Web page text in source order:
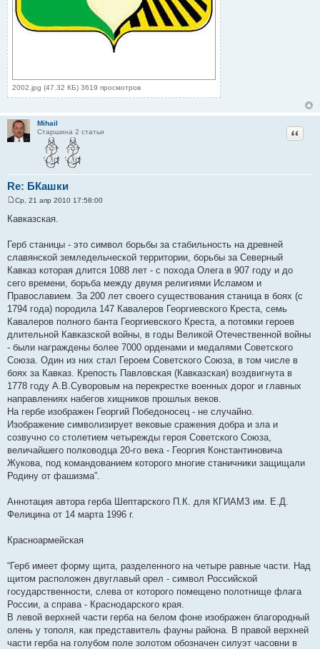
2002.jpg (47.32 КБ) 3619 просмотров
Mihail
Старшина 2 статьи
Re: БКашки
о
е
н
е
Ср, 21 апр 2010 17:58:00
Кавказская.
Герб станицы - это символ борьбы за стабильность на древней
славянской земледельческой территории, борьбы за Северный
Кавказ которая длится 1088 лет - с похода Олега в 907 году и до
сего времени, борьба между двумя религиями Исламом и
Православием. За 200 лет своего существования станица в боях (с
1794 года) породила 147 Кавалеров Георгиевского Креста, семь
Кавалеров полного банта Георгиевского Креста, а потомки героев
длительной Кавказской войны, в годы Великой Отечественной войны
- были награждены более 7000 орденами и медалями Советского
Союза. Один из них стал Героем Советского Союза, в том числе в
боях за Кавказ. Крепость Павловская (Кавказская) воздвигнута в
1778 году А.В.Суворовым на перекрестке военных дорог и главных
направлениях набегов хищников прошлых веков.
На гербе изображен Георгий Победоносец - не случайно.
Изображение символизирует вековые сражения добра и зла и
созвучно со столетием четырежды героя Советского Союза,
величайшего полководца 20-го века - Георгия Константиновича
Жукова, под командованием которого многие станичники защищали
Родину от фашизма”.
Аннотация автора герба Шептарского П.К. для КГИАМЗ им. Е.Д.
Фелицина от 14 марта 1996 г.
Красноармейская
“Герб имеет форму щита, разделенного на четыре равные части. Над
щитом расположен двуглавый орел - символ Российской
государственности, слева от которого помещено полотнище флага
России, а справа - Краснодарского края.
В левой верхней части герба на белом фоне изображен благородный
олень у тополя, как представитель фауны района. В правой верхней
части герба на голубом поле золотом обозначен силуэт часовни в